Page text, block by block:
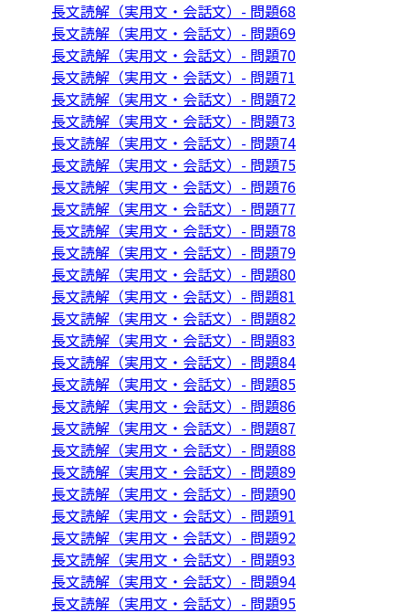
長文読解（実用文・会話文）- 問題68
長文読解（実用文・会話文）- 問題69
長文読解（実用文・会話文）- 問題70
長文読解（実用文・会話文）- 問題71
長文読解（実用文・会話文）- 問題72
長文読解（実用文・会話文）- 問題73
長文読解（実用文・会話文）- 問題74
長文読解（実用文・会話文）- 問題75
長文読解（実用文・会話文）- 問題76
長文読解（実用文・会話文）- 問題77
長文読解（実用文・会話文）- 問題78
長文読解（実用文・会話文）- 問題79
長文読解（実用文・会話文）- 問題80
長文読解（実用文・会話文）- 問題81
長文読解（実用文・会話文）- 問題82
長文読解（実用文・会話文）- 問題83
長文読解（実用文・会話文）- 問題84
長文読解（実用文・会話文）- 問題85
長文読解（実用文・会話文）- 問題86
長文読解（実用文・会話文）- 問題87
長文読解（実用文・会話文）- 問題88
長文読解（実用文・会話文）- 問題89
長文読解（実用文・会話文）- 問題90
長文読解（実用文・会話文）- 問題91
長文読解（実用文・会話文）- 問題92
長文読解（実用文・会話文）- 問題93
長文読解（実用文・会話文）- 問題94
長文読解（実用文・会話文）- 問題95